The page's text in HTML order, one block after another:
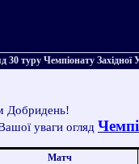
30 туру Чемпіонату Західної
Добридень!
уваги огляд
Матч